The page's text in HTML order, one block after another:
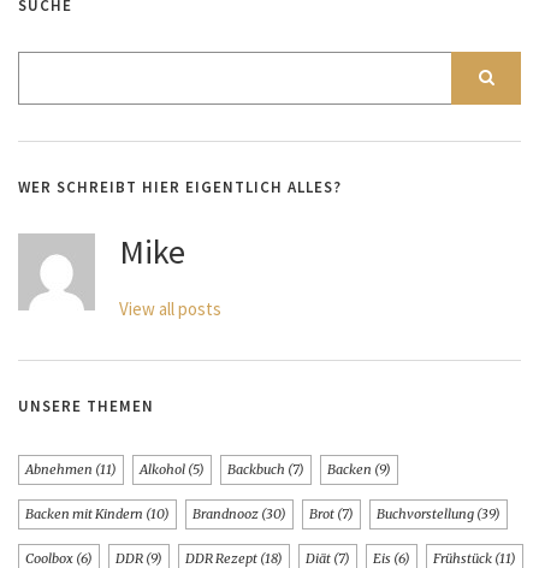
SUCHE
WER SCHREIBT HIER EIGENTLICH ALLES?
Mike
View all posts
UNSERE THEMEN
Abnehmen (11) Alkohol (5) Backbuch (7) Backen (9)
Backen mit Kindern (10) Brandnooz (30) Brot (7) Buchvorstellung (39)
Coolbox (6) DDR (9) DDR Rezept (18) Diät (7) Eis (6) Frühstück (11)